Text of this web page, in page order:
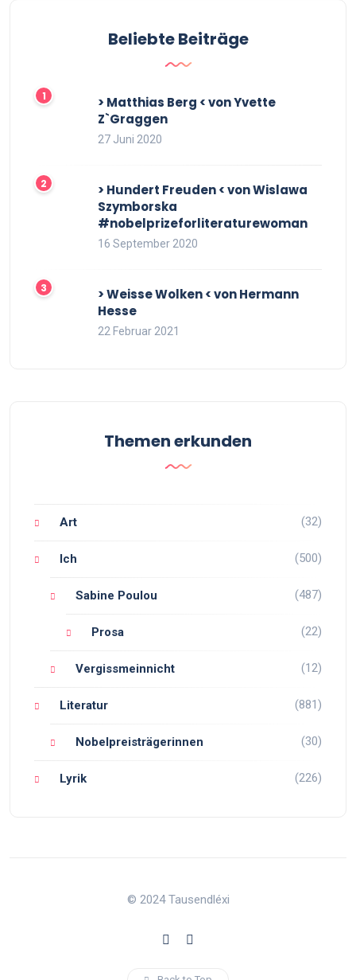
Beliebte Beiträge
> Matthias Berg < von Yvette
Z`Graggen
27 Juni 2020
> Hundert Freuden < von Wislawa
Szymborska
#nobelprizeforliteraturewoman
16 September 2020
> Weisse Wolken < von Hermann
Hesse
22 Februar 2021
Themen erkunden
Art (32)
Ich (500)
Sabine Poulou (487)
Prosa (22)
Vergissmeinnicht (12)
Literatur (881)
Nobelpreisträgerinnen (30)
Lyrik (226)
© 2024 Tausendléxi